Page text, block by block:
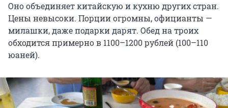
Оно объединяет китайскую и кухню других стран.
Цены невысоки. Порции огромны, официанты —
милашки, даже подарки дарят. Обед на троих
обходится примерно в 1100–1200 рублей (100–110
юаней).